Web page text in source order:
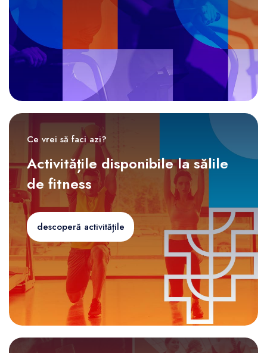
Ce vrei să faci azi?
Activitățile disponibile la sălile
de fitness
descoperă activitățile